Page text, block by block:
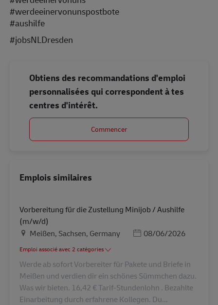
#werdeeinervonunspostbote
#aushilfe
#jobsNLDresden
Obtiens des recommandations d'emploi
personnalisées qui correspondent à tes
centres d'intérêt.
Commencer
Emplois similaires
Vorbereitung für die Zustellung Minijob / Aushilfe
(m/w/d)
LieuMeißen, Sachsen, Germany Posted Date
08/06/2026
Emploi associé avec 2 catégories
Werde ab sofort Vorbereiter für Pakete und Briefe in
Meißen und verdien dir ein schönes Sümmchen dazu.
Was wir bieten. 16,42 € Tarif-Stundenlohn . Bezahlte
Einarbeitung durch erfahrene Kollegen. Du...